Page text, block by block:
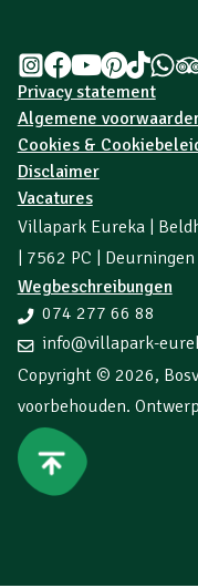
Privacy statement
Algemene
Cookies &
Disclaimer
Vacatures
Villapark Eureka |
| 7562 PC | Deurningen
Wegbeschreibungen
074 277 66 88
info@villapark-
Copyright © 2026,
voorbehouden.